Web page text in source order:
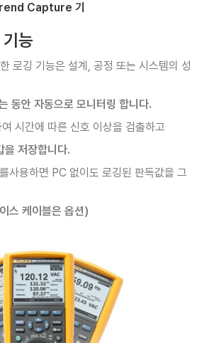
Capture 기
능
로깅 기능은 설계, 공정 또는 시스템의 성
동안 자동으로 모니터링 합니다.
시간에 따른 신호 이상을 검출하고
저장합니다.
용하면 PC 없이도 로깅된 판독값을 그
스 케이블은 옵션)